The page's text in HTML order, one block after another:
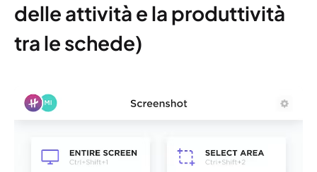
delle attività e la produttività
tra le schede)